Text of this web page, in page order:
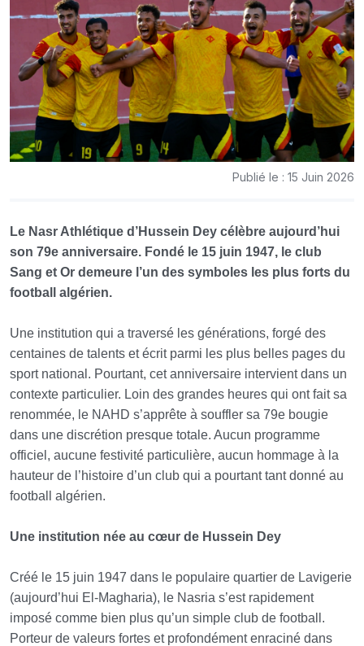
Publié le : 15 Juin 2026
Le Nasr Athlétique d’Hussein Dey célèbre aujourd’hui
son 79e anniversaire. Fondé le 15 juin 1947, le club
Sang et Or demeure l’un des symboles les plus forts du
football algérien.
Une institution qui a traversé les générations, forgé des
centaines de talents et écrit parmi les plus belles pages du
sport national. Pourtant, cet anniversaire intervient dans un
contexte particulier. Loin des grandes heures qui ont fait sa
renommée, le NAHD s’apprête à souffler sa 79e bougie
dans une discrétion presque totale. Aucun programme
officiel, aucune festivité particulière, aucun hommage à la
hauteur de l’histoire d’un club qui a pourtant tant donné au
football algérien.
Une institution née au cœur de Hussein Dey
Créé le 15 juin 1947 dans le populaire quartier de Lavigerie
(aujourd’hui El-Magharia), le Nasria s’est rapidement
imposé comme bien plus qu’un simple club de football.
Porteur de valeurs fortes et profondément enraciné dans